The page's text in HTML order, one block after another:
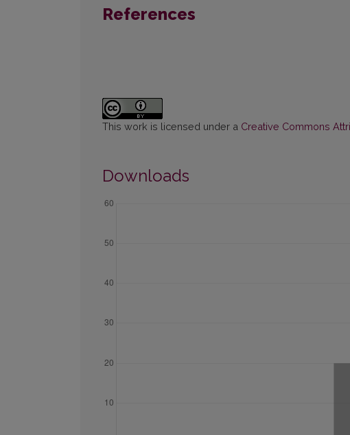
References
This work is licensed under a Creative Commons
Downloads